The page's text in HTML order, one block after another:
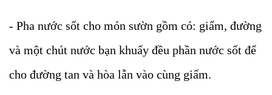
- Pha nước sốt cho món sườn gồm có: giấm, đường
và một chút nước bạn khuấy đều phần nước sốt để
cho đường tan và hòa lẫn vào cùng giấm.